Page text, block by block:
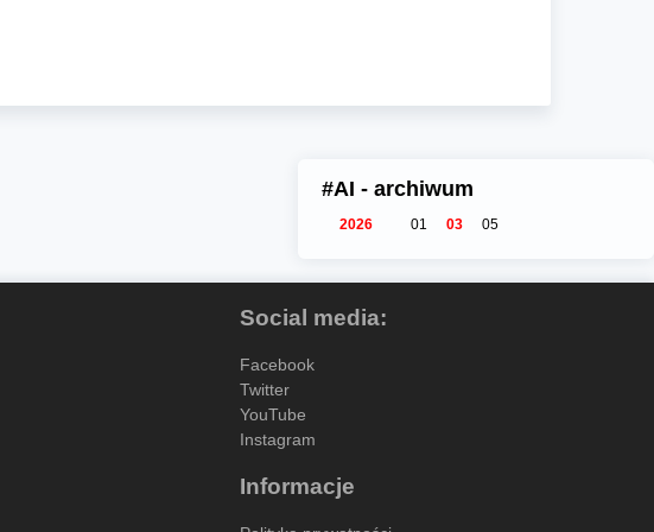
#AI - archiwum
2026 01 03 05
Social media:
Facebook
Twitter
YouTube
Instagram
Informacje